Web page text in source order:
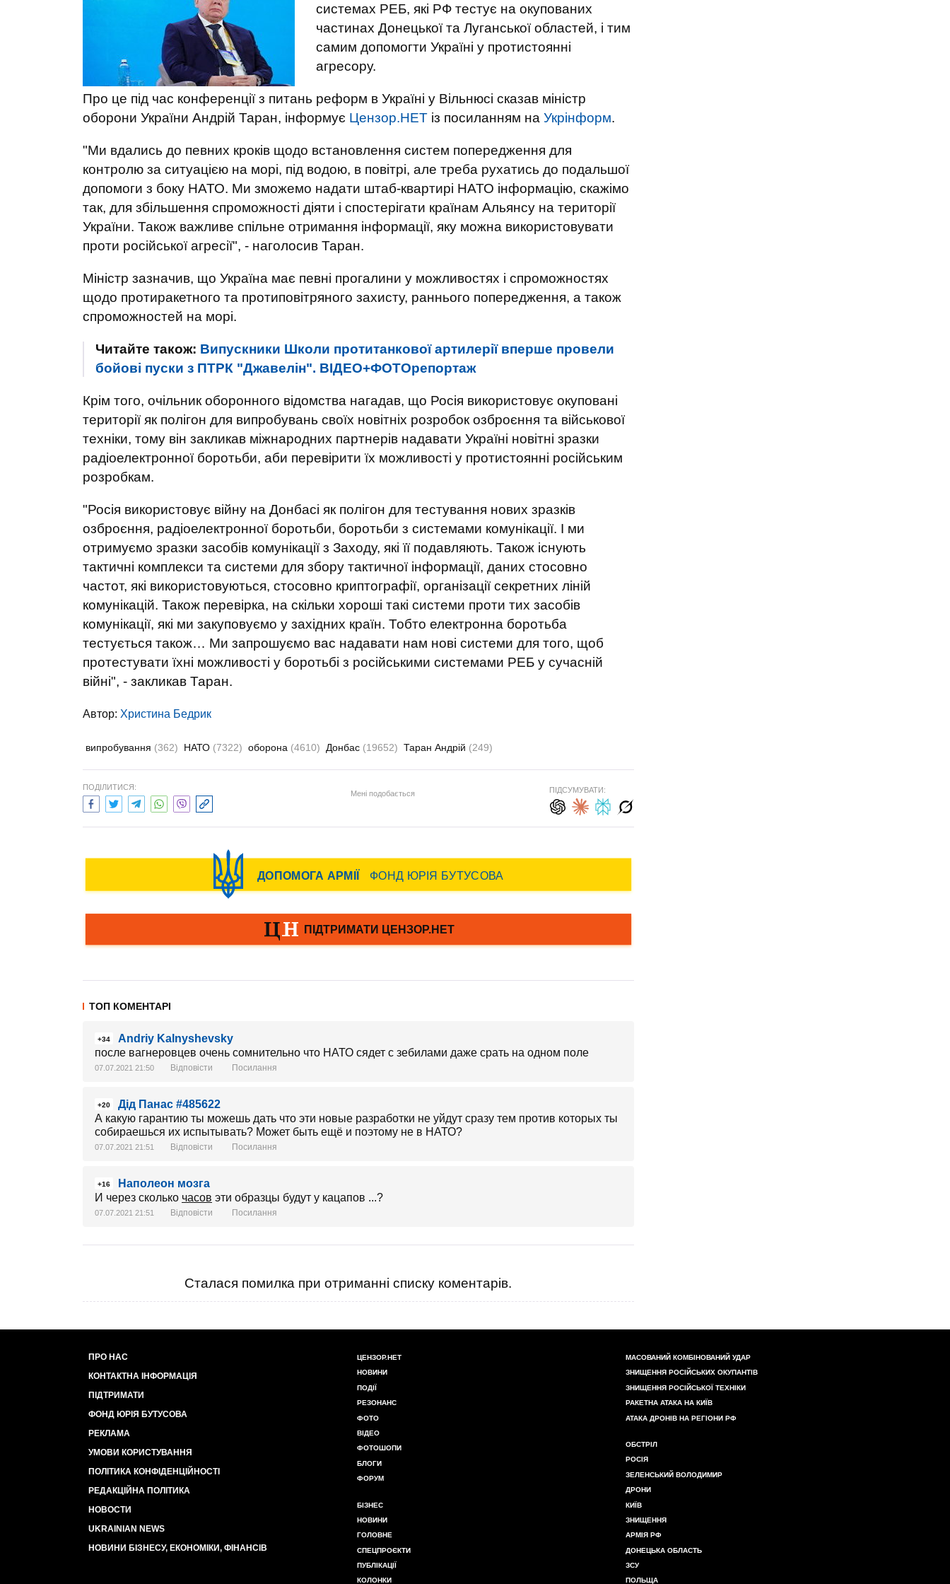
системах РЕБ, які РФ тестує на окупованих
частинах Донецької та Луганської областей, і тим
самим допомогти Україні у протистоянні
агресору.
Про це під час конференції з питань реформ в Україні у Вільнюсі сказав міністр
оборони України Андрій Таран, інформує Цензор.НЕТ із посиланням на Укрінформ.
"Ми вдались до певних кроків щодо встановлення систем попередження для
контролю за ситуацією на морі, під водою, в повітрі, але треба рухатись до подальшої
допомоги з боку НАТО. Ми зможемо надати штаб-квартирі НАТО інформацію, скажімо
так, для збільшення спроможності діяти і спостерігати країнам Альянсу на території
України. Також важливе спільне отримання інформації, яку можна використовувати
проти російської агресії", - наголосив Таран.
Міністр зазначив, що Україна має певні прогалини у можливостях і спроможностях
щодо протиракетного та протиповітряного захисту, раннього попередження, а також
спроможностей на морі.
Читайте також: Випускники Школи протитанкової артилерії вперше провели
бойові пуски з ПТРК "Джавелін". ВІДЕО+ФОТОрепортаж
Крім того, очільник оборонного відомства нагадав, що Росія використовує окуповані
території як полігон для випробувань своїх новітніх розробок озброєння та військової
техніки, тому він закликав міжнародних партнерів надавати Україні новітні зразки
радіоелектронної боротьби, аби перевірити їх можливості у протистоянні російським
розробкам.
"Росія використовує війну на Донбасі як полігон для тестування нових зразків
озброєння, радіоелектронної боротьби, боротьби з системами комунікації. І ми
отримуємо зразки засобів комунікації з Заходу, які її подавляють. Також існують
тактичні комплекси та системи для збору тактичної інформації, даних стосовно
частот, які використовуються, стосовно криптографії, організації секретних ліній
комунікацій. Також перевірка, на скільки хороші такі системи проти тих засобів
комунікації, які ми закуповуємо у західних країн. Тобто електронна боротьба
тестується також… Ми запрошуємо вас надавати нам нові системи для того, щоб
протестувати їхні можливості у боротьбі з російськими системами РЕБ у сучасній
війні", - закликав Таран.
Автор: Христина Бедрик
випробування (362) НАТО (7322) оборона (4610) Донбас (19652) Таран Андрій (249)
ПОДІЛИТИСЯ:
Мені подобається ПІДСУМУВАТИ:
ТОП КОМЕНТАРІ
+34
Andriy Kalnyshevsky
после вагнеровцев очень сомнительно что НАТО сядет с зебилами даже срать на одном поле
07.07.2021 21:50 Відповісти Посилання
+20
Дід Панас #485622
А какую гарантию ты можешь дать что эти новые разработки не уйдут сразу тем против которых ты
собираешься их испытывать? Может быть ещё и поэтому не в НАТО?
07.07.2021 21:51 Відповісти Посилання
+16
Наполеон мозга
И через сколько часов эти образцы будут у кацапов ...?
07.07.2021 21:51 Відповісти Посилання
Сталася помилка при отриманні списку коментарів.
ПРО НАС
КОНТАКТНА ІНФОРМАЦІЯ
ПІДТРИМАТИ
ФОНД ЮРІЯ БУТУСОВА
РЕКЛАМА
УМОВИ КОРИСТУВАННЯ
ПОЛІТИКА КОНФІДЕНЦІЙНОСТІ
РЕДАКЦІЙНА ПОЛІТИКА
НОВОСТИ
UKRAINIAN NEWS
НОВИНИ БІЗНЕСУ, ЕКОНОМІКИ, ФІНАНСІВ
ЦЕНЗОР.НЕТ
НОВИНИ
ПОДІЇ
РЕЗОНАНС
ФОТО
ВІДЕО
ФОТОШОПИ
БЛОГИ
ФОРУМ
БІЗНЕС
НОВИНИ
ГОЛОВНЕ
СПЕЦПРОЄКТИ
ПУБЛІКАЦІЇ
КОЛОНКИ
МАСОВАНИЙ КОМБІНОВАНИЙ УДАР
ЗНИЩЕННЯ РОСІЙСЬКИХ ОКУПАНТІВ
ЗНИЩЕННЯ РОСІЙСЬКОЇ ТЕХНІКИ
РАКЕТНА АТАКА НА КИЇВ
АТАКА ДРОНІВ НА РЕГІОНИ РФ
ОБСТРІЛ
РОСІЯ
ЗЕЛЕНСЬКИЙ ВОЛОДИМИР
ДРОНИ
КИЇВ
ЗНИЩЕННЯ
АРМІЯ РФ
ДОНЕЦЬКА ОБЛАСТЬ
ЗСУ
ПОЛЬЩА